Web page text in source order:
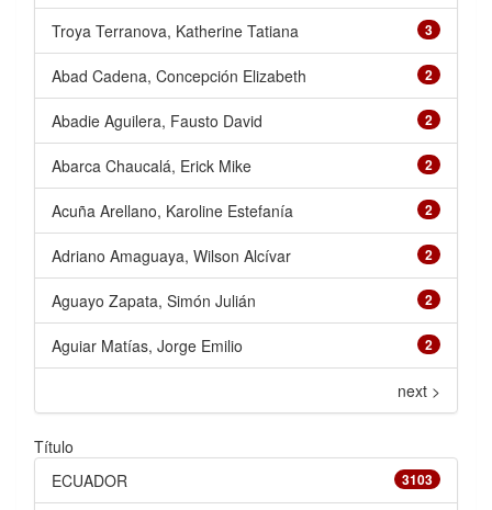
3
Troya Terranova, Katherine Tatiana
2
Abad Cadena, Concepción Elizabeth
2
Abadie Aguilera, Fausto David
2
Abarca Chaucalá, Erick Mike
2
Acuña Arellano, Karoline Estefanía
2
Adriano Amaguaya, Wilson Alcívar
2
Aguayo Zapata, Simón Julián
2
Aguiar Matías, Jorge Emilio
next >
Título
3103
ECUADOR